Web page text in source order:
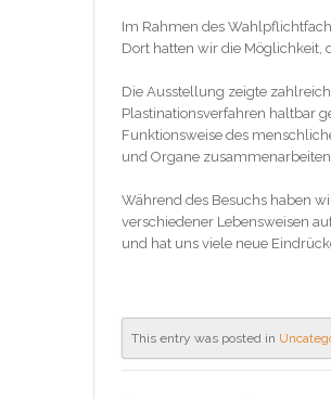
Im Rahmen des
Dort hatten wir die Möglichkeit,
Die Ausstellung zeigte
Plastinationsverfahren haltbar
Funktionsweise des
und Organe
Während des Besuchs haben
verschiedener Lebensweisen
und hat uns viele neue
This entry was posted in